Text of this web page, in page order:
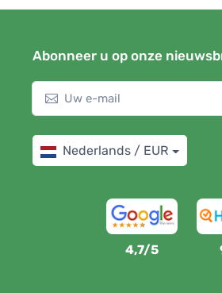
Abonneer u op onze
Nederlands / EUR
4,7/5